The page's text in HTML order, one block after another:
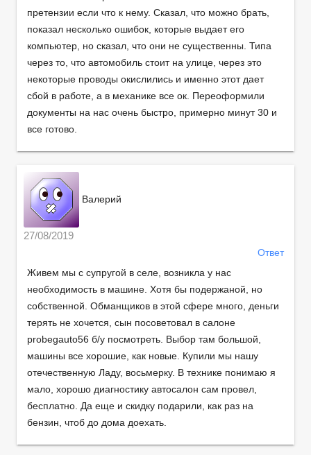
претензии если что к нему. Сказал, что можно брать,
показал несколько ошибок, которые выдает его
компьютер, но сказал, что они не существенны. Типа
через то, что автомобиль стоит на улице, через это
некоторые проводы окислились и именно этот дает
сбой в работе, а в механике все ок. Переоформили
документы на нас очень быстро, примерно минут 30 и
все готово.
Валерий
27/08/2019
Ответ
Живем мы с супругой в селе, возникла у нас
необходимость в машине. Хотя бы подержаной, но
собственной. Обманщиков в этой сфере много, деньги
терять не хочется, сын посоветовал в салоне
probegauto56 б/у посмотреть. Выбор там большой,
машины все хорошие, как новые. Купили мы нашу
отечественную Ладу, восьмерку. В технике понимаю я
мало, хорошо диагностику автосалон сам провел,
бесплатно. Да еще и скидку подарили, как раз на
бензин, чтоб до дома доехать.